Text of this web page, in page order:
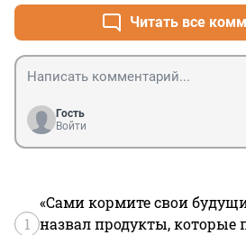
Читать все
Гость
Войти
1
«Сами кормите свои
назвал продукты, которые